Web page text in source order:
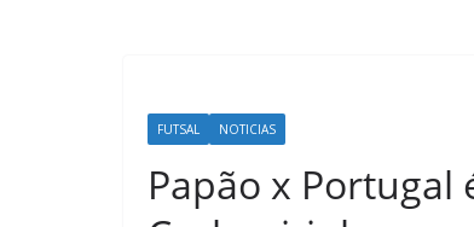
FUTSAL NOTICIAS
Papão x Portugal